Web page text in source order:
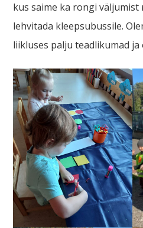
kus saime ka rongi väljumist
lehvitada kleepsubussile.
liikluses palju teadlikumad